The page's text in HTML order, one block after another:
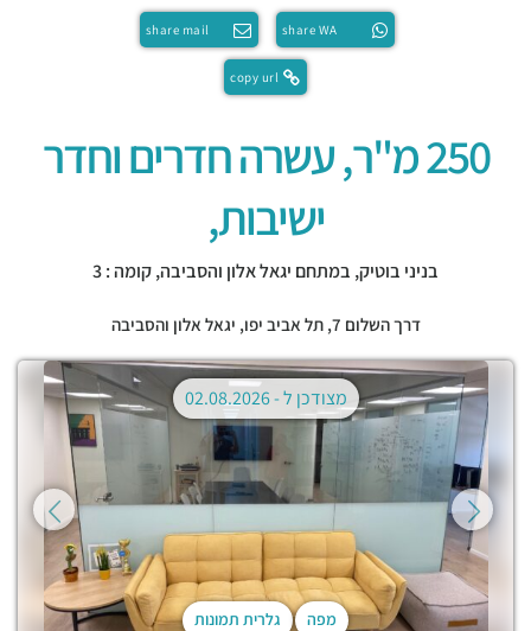
share WA
share mail
copy url
250 מ"ר, עשרה חדרים וחדר
ישיבות,
בניני בוטיק, במתחם יגאל אלון והסביבה, קומה : 3
דרך השלום 7, תל אביב יפו, יגאל אלון והסביבה
מפה גלרית תמונות
מצודכן ל -02.08.2026